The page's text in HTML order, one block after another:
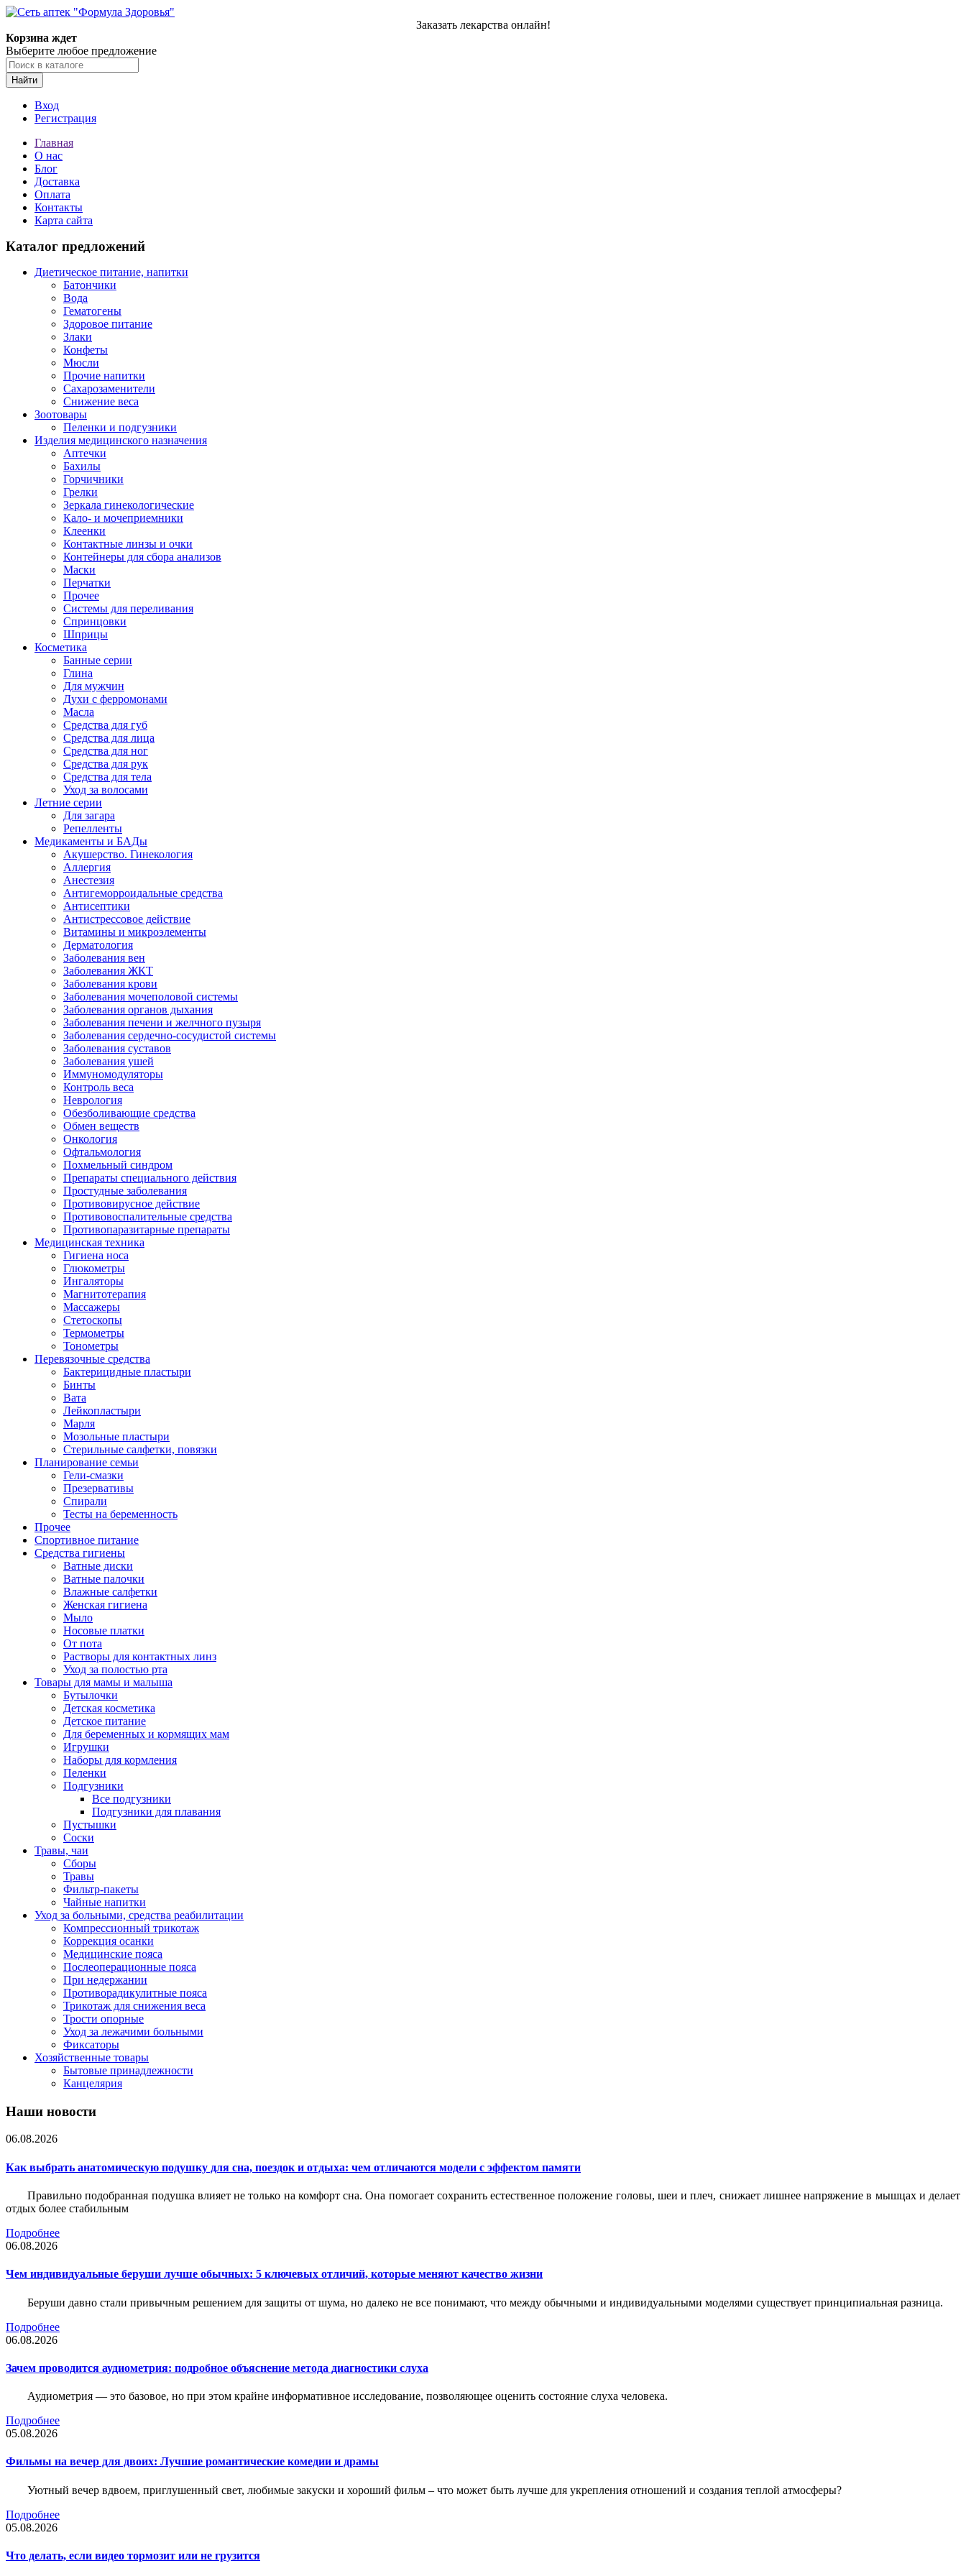
Заказать лекарства онлайн!
Корзина ждет
Выберите любое предложение
Найти
Вход
Регистрация
Главная
О нас
Блог
Доставка
Оплата
Контакты
Карта сайта
Каталог предложений
Диетическое питание, напитки
Батончики
Вода
Гематогены
Здоровое питание
Злаки
Конфеты
Мюсли
Прочие напитки
Сахарозаменители
Снижение веса
Зоотовары
Пеленки и подгузники
Изделия медицинского назначения
Аптечки
Бахилы
Горчичники
Грелки
Зеркала гинекологические
Кало- и мочеприемники
Клеенки
Контактные линзы и очки
Контейнеры для сбора анализов
Маски
Перчатки
Прочее
Системы для переливания
Спринцовки
Шприцы
Косметика
Банные серии
Глина
Для мужчин
Духи с ферромонами
Масла
Средства для губ
Средства для лица
Средства для ног
Средства для рук
Средства для тела
Уход за волосами
Летние серии
Для загара
Репелленты
Медикаменты и БАДы
Акушерство. Гинекология
Аллергия
Анестезия
Антигеморроидальные средства
Антисептики
Антистрессовое действие
Витамины и микроэлементы
Дерматология
Заболевания вен
Заболевания ЖКТ
Заболевания крови
Заболевания мочеполовой системы
Заболевания органов дыхания
Заболевания печени и желчного пузыря
Заболевания сердечно-сосудистой системы
Заболевания суставов
Заболевания ушей
Иммуномодуляторы
Контроль веса
Неврология
Обезболивающие средства
Обмен веществ
Онкология
Офтальмология
Похмельный синдром
Препараты специального действия
Простудные заболевания
Противовирусное действие
Противовоспалительные средства
Противопаразитарные препараты
Медицинская техника
Гигиена носа
Глюкометры
Ингаляторы
Магнитотерапия
Массажеры
Стетоскопы
Термометры
Тонометры
Перевязочные средства
Бактерицидные пластыри
Бинты
Вата
Лейкопластыри
Марля
Мозольные пластыри
Стерильные салфетки, повязки
Планирование семьи
Гели-смазки
Презервативы
Спирали
Тесты на беременность
Прочее
Спортивное питание
Средства гигиены
Ватные диски
Ватные палочки
Влажные салфетки
Женская гигиена
Мыло
Носовые платки
От пота
Растворы для контактных линз
Уход за полостью рта
Товары для мамы и малыша
Бутылочки
Детская косметика
Детское питание
Для беременных и кормящих мам
Игрушки
Наборы для кормления
Пеленки
Подгузники
Все подгузники
Подгузники для плавания
Пустышки
Соски
Травы, чаи
Сборы
Травы
Фильтр-пакеты
Чайные напитки
Уход за больными, средства реабилитации
Компрессионный трикотаж
Коррекция осанки
Медицинские пояса
Послеоперационные пояса
При недержании
Противорадикулитные пояса
Трикотаж для снижения веса
Трости опорные
Уход за лежачими больными
Фиксаторы
Хозяйственные товары
Бытовые принадлежности
Канцелярия
Наши новости
06.08.2026
Как выбрать анатомическую подушку для сна, поездок и отдыха: чем отличаются модели с эффектом памяти
Правильно подобранная подушка влияет не только на комфорт сна. Она помогает сохранить естественное положение головы, шеи и плеч, снижает лишнее напряжение в мышцах и делает
отдых более стабильным
Подробнее
06.08.2026
Чем индивидуальные беруши лучше обычных: 5 ключевых отличий, которые меняют качество жизни
Беруши давно стали привычным решением для защиты от шума, но далеко не все понимают, что между обычными и индивидуальными моделями существует принципиальная разница.
Подробнее
06.08.2026
Зачем проводится аудиометрия: подробное объяснение метода диагностики слуха
Аудиометрия — это базовое, но при этом крайне информативное исследование, позволяющее оценить состояние слуха человека.
Подробнее
05.08.2026
Фильмы на вечер для двоих: Лучшие романтические комедии и драмы
Уютный вечер вдвоем, приглушенный свет, любимые закуски и хороший фильм – что может быть лучше для укрепления отношений и создания теплой атмосферы?
Подробнее
05.08.2026
Что делать, если видео тормозит или не грузится